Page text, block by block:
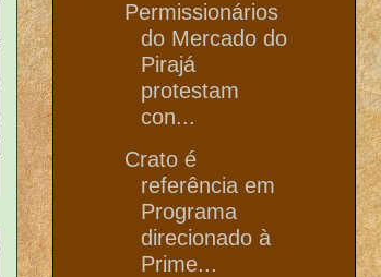
Permissionários
do Mercado do
Pirajá
protestam
con...
Crato é
referência em
Programa
direcionado à
Prime...